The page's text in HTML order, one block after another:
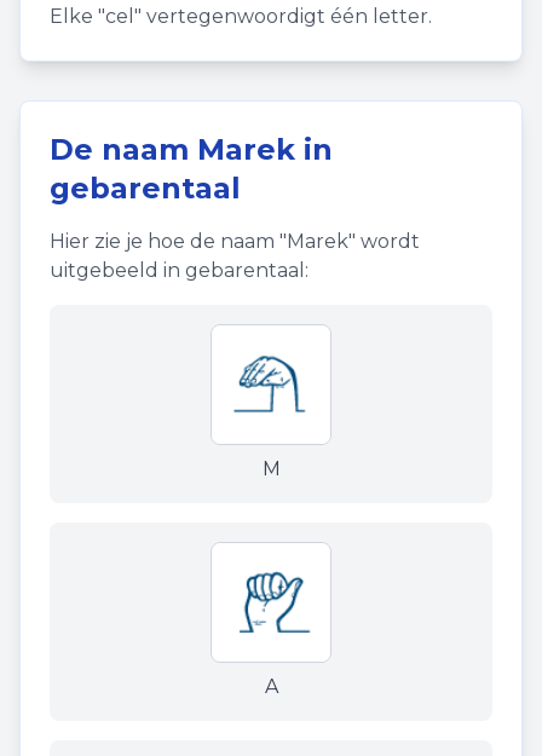
Elke "cel" vertegenwoordigt één letter.
De naam Marek in
gebarentaal
Hier zie je hoe de naam "Marek" wordt
uitgebeeld in gebarentaal:
M
A